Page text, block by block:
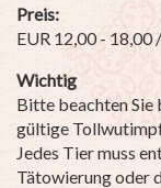
Preis:
EUR 12,00 - 18,00
Wichtig
Bitte beachten Sie
gültige
Jedes Tier muss
Tätowierung oder